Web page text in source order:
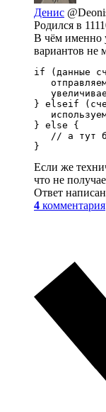
Денис
Родился в
В чём именно
вариантов не
if (данные
} elseif
} else {
// а тут
}
Если же
что не
Ответ написан
4 комментария